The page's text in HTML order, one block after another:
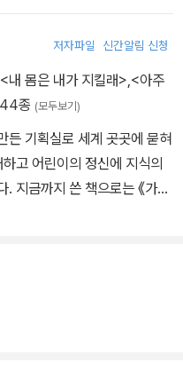
저자파일 신간알림 신청
<내 몸은 내가 지킬래>,<아주
종 (모두보기)
든 기획실로 세계 곳곳에 묻혀
고 어린이의 정신에 지식의
지금까지 쓴 책으로는 《가마